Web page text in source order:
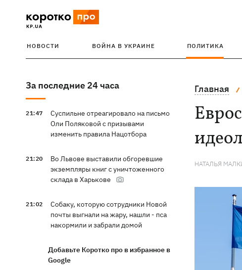
НОВОСТИ ВОЙНА В УКРАИНЕ ПОЛИТИКА
За последние 24 часа
21:47
Суспильне отреагировало на письмо
Оли Поляковой с призывами
изменить правила Нацотбора
21:20
Во Львове выставили обгоревшие
экземпляры книг с уничтоженного
склада в Харькове
21:02
Собаку, которую сотрудники Новой
почты выгнали на жару, нашли - пса
накормили и забрали домой
Добавьте Коротко про в избранное в
Google
Главная
НАТАЛЬЯ